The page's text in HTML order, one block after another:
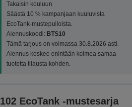
Takaisin kouluun
Säästä 10 % kampanjaan kuuluvista
EcoTank-mustepulloista.
Alennuskoodi: BTS10
Tämä tarjous on voimassa 30.8.2026 asti.
Alennus koskee enintään kolmea samaa
tuotetta tilausta kohden.
102 EcoTank -mustesarja